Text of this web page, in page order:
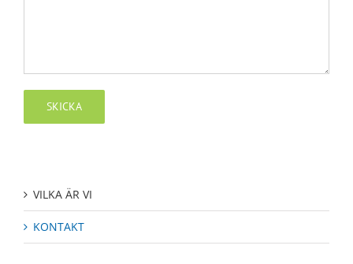
VILKA ÄR VI
KONTAKT